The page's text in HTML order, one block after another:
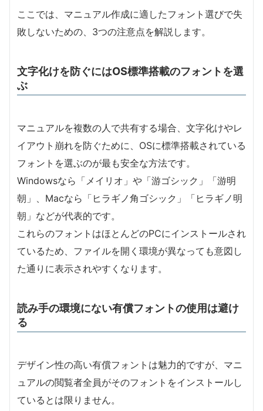
ここでは、マニュアル作成に適したフォント選びで失
敗しないための、3つの注意点を解説します。
文字化けを防ぐにはOS標準搭載のフォントを選
ぶ
マニュアルを複数の人で共有する場合、文字化けやレ
イアウト崩れを防ぐために、OSに標準搭載されている
フォントを選ぶのが最も安全な方法です。
Windowsなら「メイリオ」や「游ゴシック」「游明
朝」、Macなら「ヒラギノ角ゴシック」「ヒラギノ明
朝」などが代表的です。
これらのフォントはほとんどのPCにインストールされ
ているため、ファイルを開く環境が異なっても意図し
た通りに表示されやすくなります。
読み手の環境にない有償フォントの使用は避け
る
デザイン性の高い有償フォントは魅力的ですが、マニ
ュアルの閲覧者全員がそのフォントをインストールし
ているとは限りません。